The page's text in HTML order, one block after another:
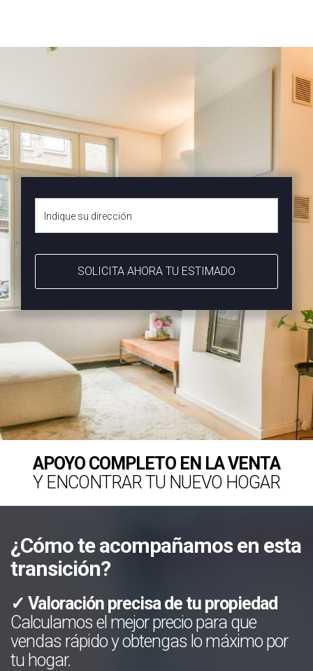
SOLICITA AHORA TU ESTIMADO
APOYO COMPLETO EN LA VENTA
Y ENCONTRAR TU NUEVO HOGAR
¿Cómo te acompañamos en esta
transición?
✓ Valoración precisa de tu propiedad
Calculamos el mejor precio para que
vendas rápido y obtengas lo máximo por
tu hogar.